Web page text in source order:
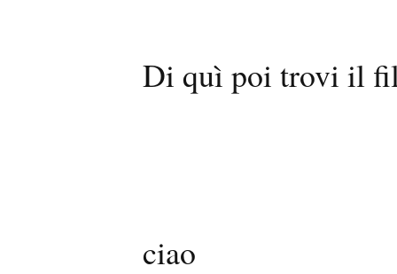
Di quì poi trovi il
ciao